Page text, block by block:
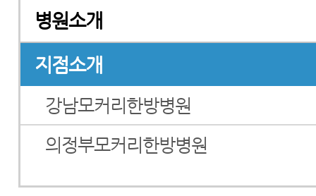
병원소개
지점소개
강남모커리한방병원
의정부모커리한방병원